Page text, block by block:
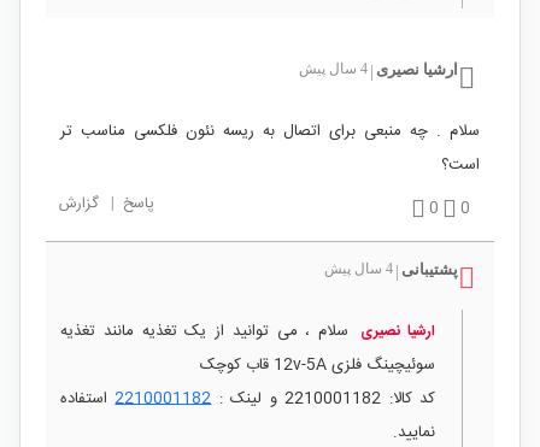
ارشیا نصیری 4 سال پیش
سلام . چه منبعی برای اتصال به ریسه نئون فلکسی مناسب تر
است؟
0
0 پاسخ | گزارش
پشتیبانی 4 سال پیش
ارشیا نصیری سلام ، می توانید از یک تغذیه مانند تغذیه
سوئیچینگ فلزی 12v-5A قاب کوچک
کد کالا: 2210001182 و لینک :
2210001182استفاده
نمایید.